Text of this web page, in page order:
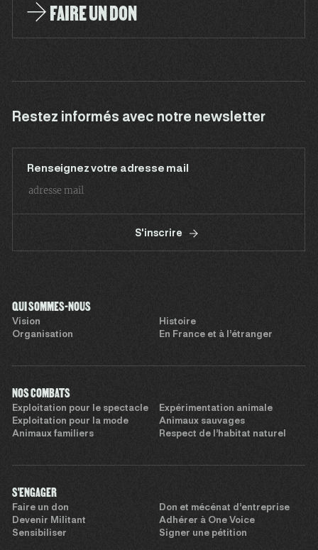
FAIRE UN DON
Restez informés avec notre newsletter
Renseignez votre adresse mail
S'inscrire
QUI SOMMES-NOUS
Vision
Histoire
Organisation
En France et à l’étranger
NOS COMBATS
Exploitation pour le spectacle
Expérimentation animale
Exploitation pour la mode
Animaux sauvages
Animaux familiers
Respect de l’habitat naturel
S'ENGAGER
Faire un don
Don et mécénat d’entreprise
Devenir Militant
Adhérer à One Voice
Sensibiliser
Signer une pétition